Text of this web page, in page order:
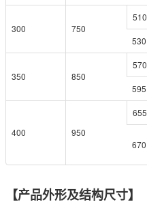
300 750
510
530
350 850
570
595
400 950
655
670
【产品外形及结构尺寸】